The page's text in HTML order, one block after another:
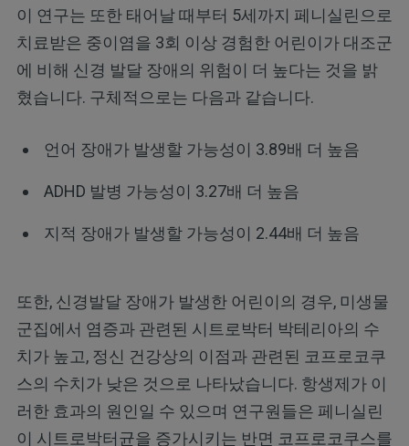
이 연구는 또한 태어날 때부터 5세까지 페니실린으로
치료받은 중이염을 3회 이상 경험한 어린이가 대조군
에 비해 신경 발달 장애의 위험이 더 높다는 것을 밝
혔습니다. 구체적으로는 다음과 같습니다.
언어 장애가 발생할 가능성이 3.89배 더 높음
ADHD 발병 가능성이 3.27배 더 높음
지적 장애가 발생할 가능성이 2.44배 더 높음
또한, 신경발달 장애가 발생한 어린이의 경우, 미생물
군집에서 염증과 관련된 시트로박터 박테리아의 수
치가 높고, 정신 건강상의 이점과 관련된 코프로코쿠
스의 수치가 낮은 것으로 나타났습니다. 항생제가 이
러한 효과의 원인일 수 있으며 연구원들은 페니실린
이 시트로박터균을 증가시키는 반면 코프로코쿠스를